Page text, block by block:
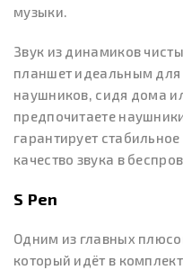
музыки.
Звук из динамиков
планшет идеальным для
наушников, сидя дома
предпочитаете
гарантирует
качество звука в
S Pen
Одним из главных
который идёт в